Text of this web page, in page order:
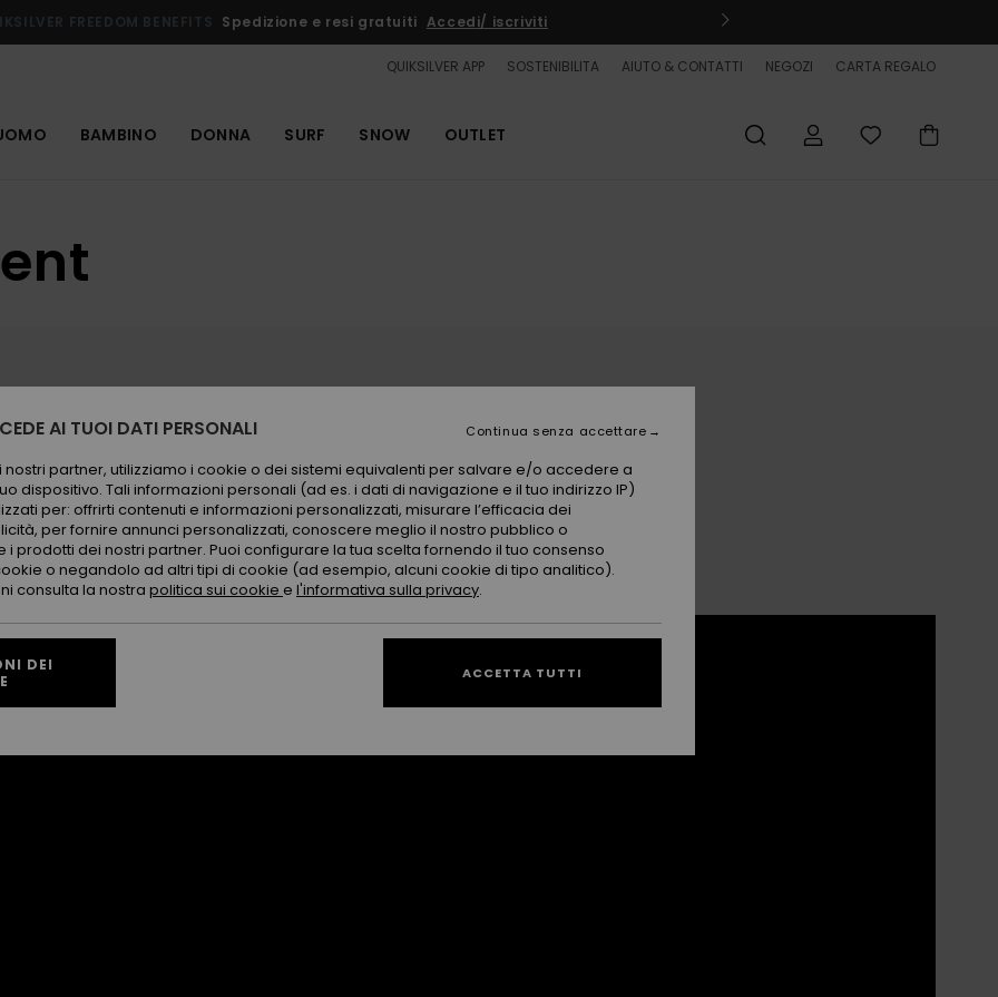
FREEDOM BENEFITS Spedizione e resi gratuiti Accedi/ iscriviti
QUIKSILVER APP SOSTENIBILITA AIUTO & CONTATTI NEGOZI CARTA REGALO
BAMBINO DONNA SURF SNOW OUTLET
Le Prévent a Capbreton è lo spot di
beach break atipico offre un'alternativa
il nord o il vento di sud rovina le
logicamente più piccole e morbide, la
con sezioni divertenti e ben disegnate.
lo swell riesce a doppiare il molo,
per valutare le serie in arrivo. Un
e ottimizzare la sessione prima di infilare la
AI TUOI DATI PERSONALI
partner, utilizziamo i cookie o dei sistemi equivalenti per salvare e/o accedere a
dispositivo. Tali informazioni personali (ad es. i dati di navigazione e il tuo indirizzo IP)
per: offrirti contenuti e informazioni personalizzati, misurare l’efficacia dei
per fornire annunci personalizzati, conoscere meglio il nostro pubblico o
i prodotti dei nostri partner. Puoi configurare la tua scelta fornendo il tuo consenso
o negandolo ad altri tipi di cookie (ad esempio, alcuni cookie di tipo analitico).
consulta la nostra politica sui cookie e l'informativa sulla privacy.
DEI
Continua senza accettare
ACCETTA TUTTI